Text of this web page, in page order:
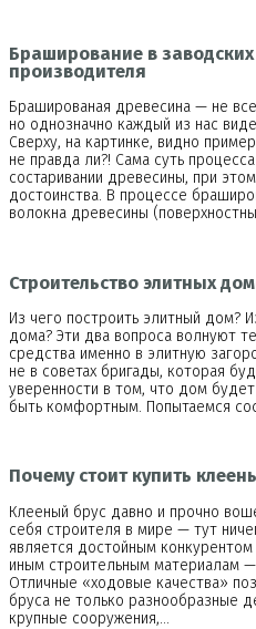
Браширование в заводских
производителя
Брашированая древесина — не
но однозначно каждый из нас
Сверху, на картинке, видно
не правда ли?! Сама суть
состаривании древесины, при
достоинства. В процессе
волокна древесины
Строительство элитных
Из чего построить элитный дом?
дома? Эти два вопроса волнуют
средства именно в элитную
не в советах бригады, которая
уверенности в том, что дом
быть комфортным. Попытаемся
Почему стоит купить
Клееный брус давно и прочно
себя строителя в мире — тут
является достойным
иным строительным материалам
Отличные «ходовые качества»
бруса не только разнообразные
крупные сооружения,…